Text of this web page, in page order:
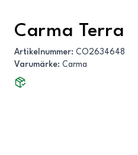
Carma Terra
Artikelnummer: CO2634648
Varumärke: Carma